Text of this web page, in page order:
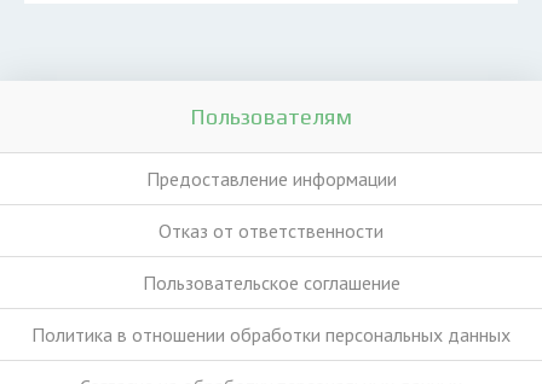
Пользователям
Предоставление информации
Отказ от ответственности
Пользовательское соглашение
Политика в отношении обработки персональных данных